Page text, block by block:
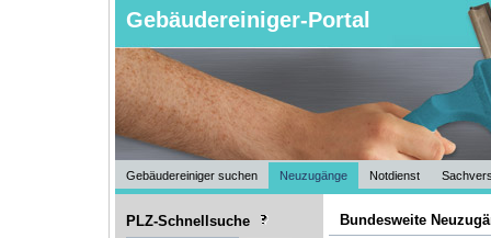
Gebäudereiniger-Portal
Gebäudereiniger suchen Neuzugänge Notdienst
PLZ-Schnellsuche Bundesweite